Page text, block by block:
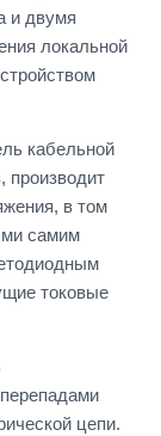
и двумя
локальной
кабельной
производит
в том
самим
токовые
цепи.